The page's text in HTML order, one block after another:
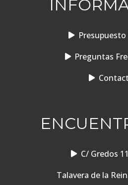
Presupuesto
Preguntas
C/ Gredos
Talavera de la